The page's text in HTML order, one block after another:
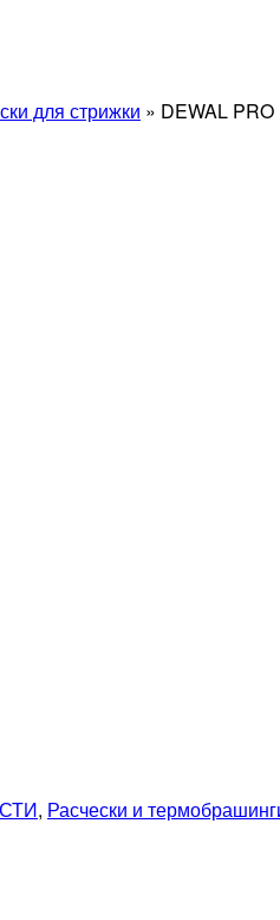
для стрижки » DEWAL
, Расчески и